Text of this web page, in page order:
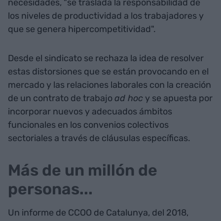
necesidades, "se traslada la responsabilidad de
los niveles de productividad a los trabajadores y
que se genera hipercompetitividad".
Desde el sindicato se rechaza la idea de resolver
estas distorsiones que se están provocando en el
mercado y las relaciones laborales con la creación
de un contrato de trabajoad hoc y se apuesta por
incorporar nuevos y adecuados ámbitos
funcionales en los convenios colectivos
sectoriales a través de cláusulas específicas.
Más de un millón de
personas...
Un informe de CCOO de Catalunya, del 2018,